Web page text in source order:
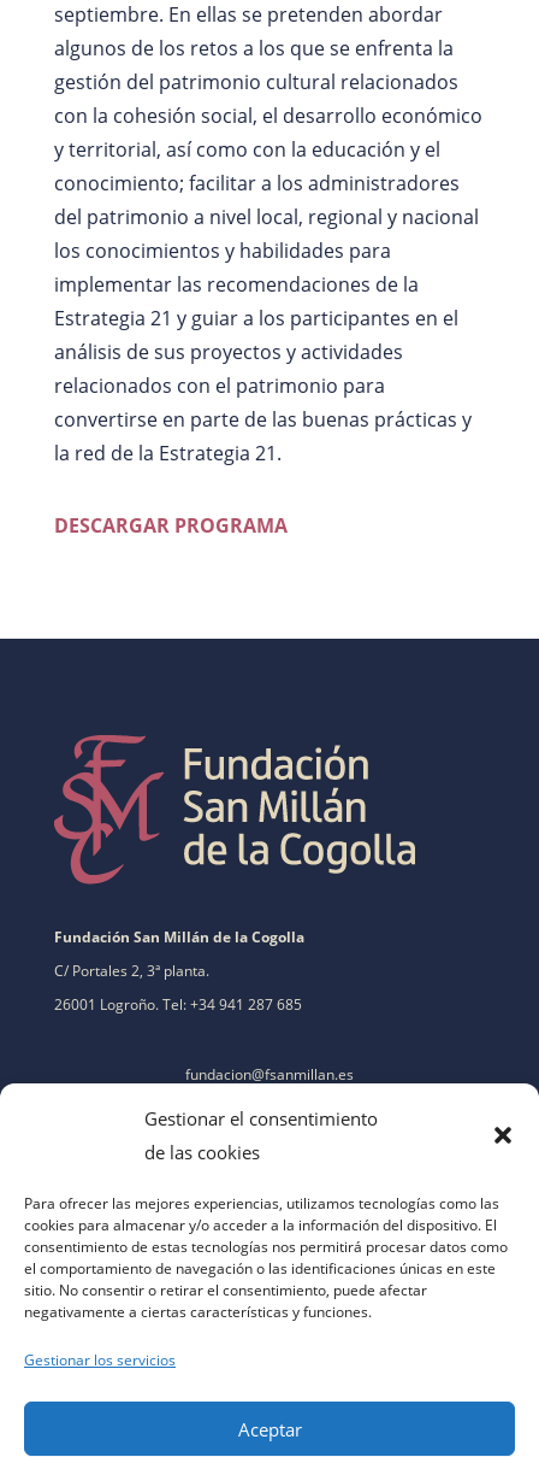
Gestionar el consentimiento
de las cookies
Para ofrecer las mejores experiencias, utilizamos tecnologías como las
cookies para almacenar y/o acceder a la información del dispositivo. El
consentimiento de estas tecnologías nos permitirá procesar datos como
el comportamiento de navegación o las identificaciones únicas en este
sitio. No consentir o retirar el consentimiento, puede afectar
negativamente a ciertas características y funciones.
Gestionar los servicios
Aceptar
septiembre. En ellas se pretenden abordar
algunos de los retos a los que se enfrenta la
gestión del patrimonio cultural relacionados
con la cohesión social, el desarrollo económico
y territorial, así como con la educación y el
conocimiento; facilitar a los administradores
del patrimonio a nivel local, regional y nacional
los conocimientos y habilidades para
implementar las recomendaciones de la
Estrategia 21 y guiar a los participantes en el
análisis de sus proyectos y actividades
relacionados con el patrimonio para
convertirse en parte de las buenas prácticas y
la red de la Estrategia 21.
DESCARGAR PROGRAMA
Fundación San Millán de la Cogolla
C/ Portales 2, 3ª planta.
26001 Logroño. Tel: +34 941 287 685
fundacion@fsanmillan.es